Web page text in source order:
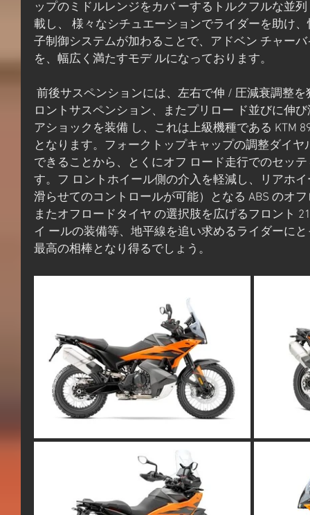
ップのミドルレンジをカバ ーするトルクフルな並
載し、 様々なシチュエーションでライダーを助け
子制御システムが加わることで、アドベン チャー
を、幅広く満たすモデ ルになっております。
ロントサスペンション、またプリロー ド並びに伸び
アショックを装備 し、これは上級機種である KTM
となります。フォークトップキャップの調整ダイ
できることから、とくにオフ ロード走行でのセッ
す。フ ロントホイール側の介入を軽減し、リアホ
滑らせてのコントロールが可能）となる ABS のオ
またオフロードタイヤ の選択肢を広げるフロント
イ ールの装備等、地平線を追い求めるライダーに
最高の相棒となり得るでしょう。